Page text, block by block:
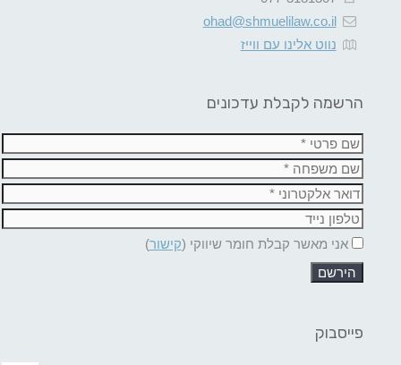
ohad@shmuelilaw.co.il
נווט אלינו עם ווייז
הרשמה לקבלת עדכונים
אני מאשר קבלת חומר שיווקי (קישור)
פייסבוק